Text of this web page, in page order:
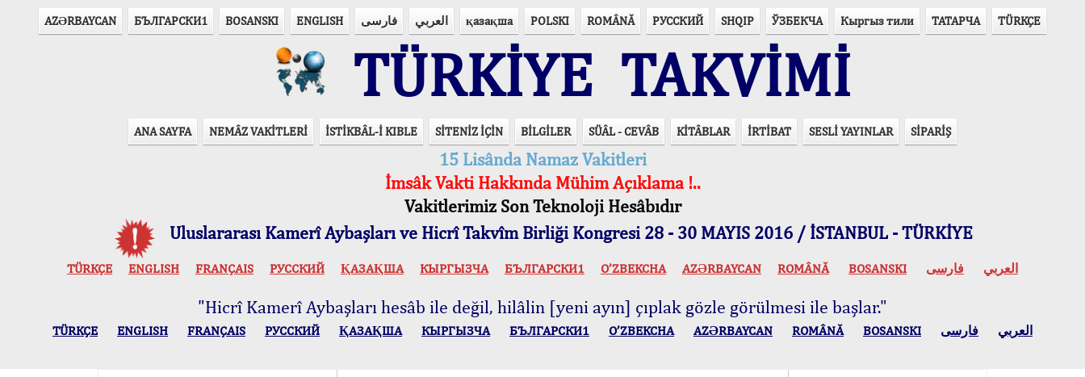
AZӘRBAYCAN БЪЛГАРСКИ1 BOSANSKI ENGLISH فارسی العربي қазақша POLSKI ROMÂNĂ РУССКИЙ SHQIP ЎЗБЕКЧА Кыргыз тили ТАТАРЧА TÜRKÇE
TÜRKİYE TAKVİMİ
ANA SAYFA NEMÂZ VAKİTLERİ İSTİKBÂL-İ KIBLE SİTENİZ İÇİN BİLGİLER SÜÂL - CEVÂB KİTÂBLAR İRTİBAT SESLİ YAYINLAR SİPARİŞ
15 Lisânda Namaz Vakitleri
İmsâk Vakti Hakkında Mühim Açıklama !..
Vakitlerimiz Son Teknoloji Hesâbıdır
Uluslararası Kamerî Aybaşları ve Hicrî Takvîm Birliği Kongresi 28 - 30 MAYIS 2016 / İSTANBUL - TÜRKİYE
TÜRKÇE ENGLISH FRANÇAIS РУССКИЙ ҚАЗАҚША КЫPГЫЗЧA БЪЛГАРСКИ1 O’ZBEKCHA AZӘRBAYCAN ROMÂNĂ BOSANSKI العربي فارسی
"Hicrî Kamerî Aybaşları hesâb ile değil, hilâlin [yeni ayın] çıplak gözle görülmesi ile başlar."
TÜRKÇE ENGLISH FRANÇAIS РУССКИЙ ҚАЗАҚША КЫPГЫЗЧA БЪЛГАРСКИ1 O’ZBEKCHA AZӘRBAYCAN ROMÂNĂ BOSANSKI العربي فارسی